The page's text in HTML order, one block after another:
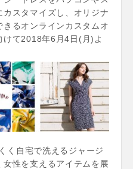
スタマイズし、オリジナ
るオンラインカスタムオ
けて2018年6月4日(月)よ
く自宅で洗えるジャージ
性を支えるアイテムを展